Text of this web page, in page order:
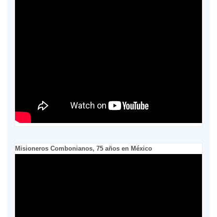
Misioneros Combonianos, 75 años en México